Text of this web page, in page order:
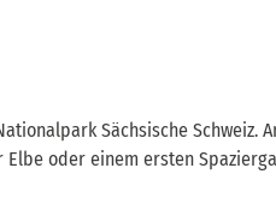
Sächsische Schweiz.
oder einem ersten